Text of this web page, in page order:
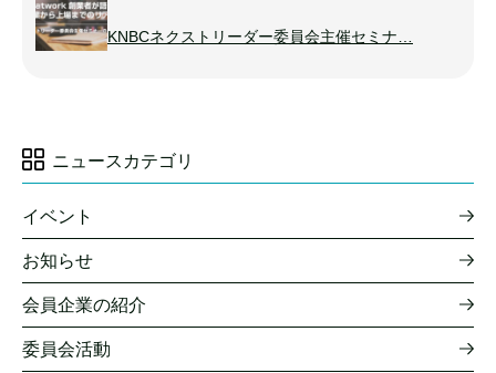
KNBCネクストリーダー委員会主催セミナ…
ニュースカテゴリ
イベント
お知らせ
会員企業の紹介
委員会活動